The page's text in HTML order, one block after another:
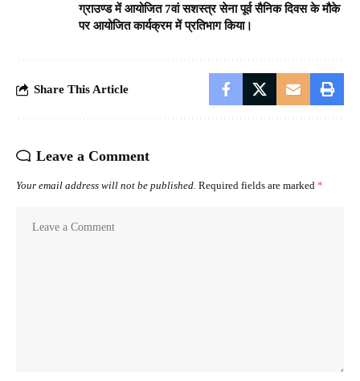
ग्राउण्ड में आयोजित 7वां सशस्त्र सेना पूर्व सैनिक दिवस के मौके
पर आयोजित कार्यक्रम में प्रतिभाग किया।
Share This Article
Leave a Comment
Your email address will not be published. Required fields are marked *